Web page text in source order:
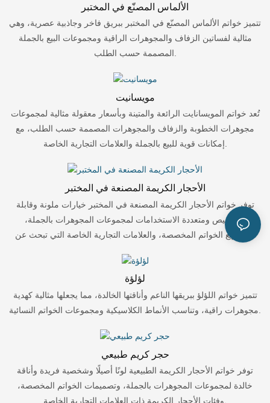
الألماس المصنّع في المختبر
تتميز خواتم الألماس المصنّع في المختبر ببريق فاخر وجاذبية عصرية، وهي
مثالية لفساتين الزفاف والمجوهرات الراقية ومجموعات البيع بالجملة
المصممة حسب الطلب.
مويسانيت
تُعد خواتم المويسانايت الرائعة والمتينة وبأسعار معقولة مثالية لمجموعات
مجوهرات الخطوبة والزفاف والمجوهرات المصممة حسب الطلب، مع
إمكانات قوية للبيع بالجملة والعلامات التجارية الخاصة.
الأحجار الكريمة المصنعة في المختبر
توفر خواتم الأحجار الكريمة المصنعة في المختبر خيارات ملونة وقابلة
للتخصيص ومتعددة الاستخدامات لمجموعات المجوهرات بالجملة،
ومشاريع الخواتم المخصصة، والعلامات التجارية الخاصة التي تبحث عن
لؤلؤة
تتميز خواتم اللؤلؤ ببريقها الناعم وأناقتها الخالدة، مما يجعلها مثالية كهدية
حجر كريم طبيعي
توفر خواتم الأحجار الكريمة الطبيعية لونًا أصيلًا وشخصية فريدة وأناقة
خالدة لمجموعات المجوهرات بالجملة، وتصميمات الخواتم المخصصة،